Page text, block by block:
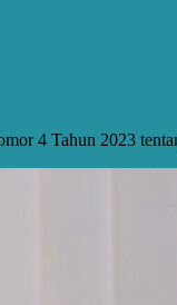
4 Tahun 2023